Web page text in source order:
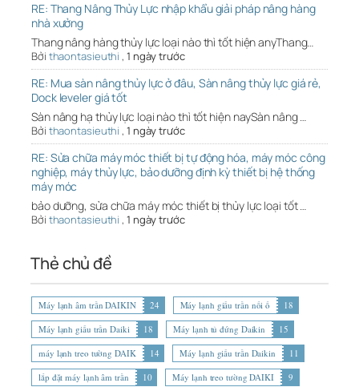
RE: Thang Nâng Thủy Lực nhập khẩu giải pháp nâng hàng
nhà xưởng
Thang nâng hàng thủy lực loại nào thì tốt hiện anyThang…
Bởi thaontasieuthi , 1 ngày trước
RE: Mua sàn nâng thủy lực ở đâu, Sàn nâng thủy lực giá rẻ,
Dock leveler giá tốt
Sàn nâng hạ thủy lực loại nào thì tốt hiện naySàn nâng …
Bởi thaontasieuthi , 1 ngày trước
RE: Sửa chữa máy móc thiết bị tự động hóa, máy móc công
nghiệp, máy thủy lực, bảo dưỡng định kỳ thiết bị hệ thống
máy móc
bảo dưỡng, sửa chữa máy móc thiết bị thủy lực loại tốt …
Bởi thaontasieuthi , 1 ngày trước
Thẻ chủ đề
Máy lạnh âm trần DAIKIN 24 Máy lạnh giấu trần nối ố
18
Máy lạnh giấu trần Daiki
18 Máy lạnh tủ đứng Daikin
15
máy lạnh treo tường DAIK
14 Máy lạnh giấu trần Daikin
11
lắp đặt máy lạnh âm trần
10 Máy lạnh treo tường DAIKI
9